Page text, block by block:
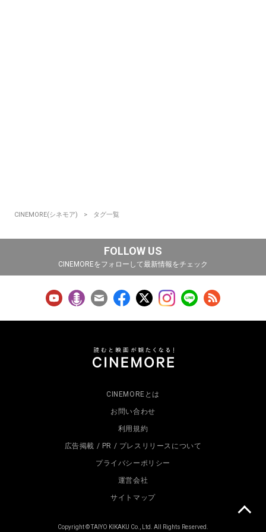
CINEMORE(シネモア) タグ一覧
FOLLOW US
CINEMOREをフォローして最新情報をチェック
CINEMOREとは
お問い合わせ
利用規約
広告掲載 / PR / プレスリリースについて
プライバシーポリシー
運営会社
サイトマップ
Copyright © TAIYO KIKAKU Co., Ltd. All Rights Reserved.